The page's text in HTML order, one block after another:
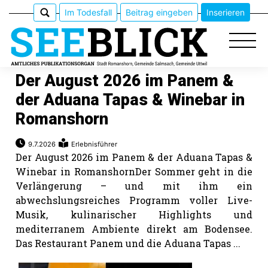
Epaper
Veranstaltungen
Erlebnisführer
App
Im Todesfall Beitrag eingeben Inserieren
Der August 2026 im Panem &
der Aduana Tapas & Winebar in
Romanshorn
9.7.2026 Erlebnisführer
Der August 2026 im Panem & der Aduana Tapas &
Winebar in RomanshornDer Sommer geht in die
Verlängerung – und mit ihm ein
abwechslungsreiches Programm voller Live-
Musik, kulinarischer Highlights und
mediterranem Ambiente direkt am Bodensee.
Das Restaurant Panem und die Aduana Tapas ...